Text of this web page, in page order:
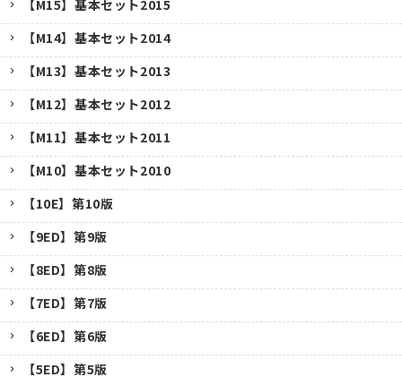
【M15】基本セット2015
【M14】基本セット2014
【M13】基本セット2013
【M12】基本セット2012
【M11】基本セット2011
【M10】基本セット2010
【10E】第10版
【9ED】第9版
【8ED】第8版
【7ED】第7版
【6ED】第6版
【5ED】第5版